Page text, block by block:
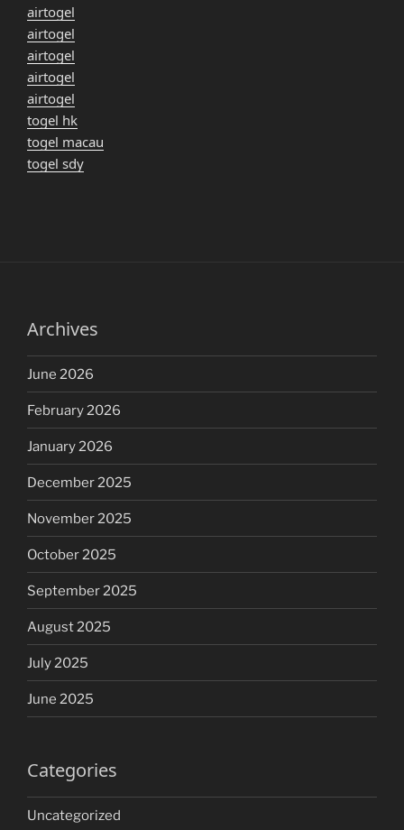
airtogel
airtogel
airtogel
airtogel
airtogel
togel hk
togel macau
togel sdy
Archives
June 2026
February 2026
January 2026
December 2025
November 2025
October 2025
September 2025
August 2025
July 2025
June 2025
Categories
Uncategorized